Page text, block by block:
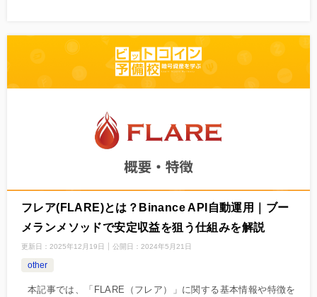
フレア(FLARE)とは？Binance API自動運用｜ブー
メランメソッドで安定収益を狙う仕組みを解説
更新日： 2025年12月19日 公開日： 2024年5月21日
other
本記事では、「FLARE（フレア）」に関する基本情報や特徴を